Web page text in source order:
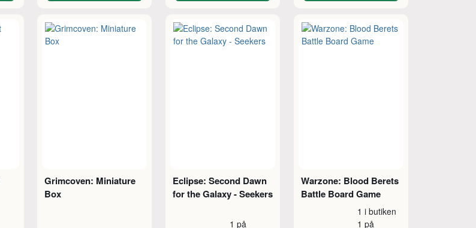
Grimcoven: Miniature
Box
Eclipse: Second Dawn
for the Galaxy - Seekers
1 på
Warzone: Blood Berets
Battle Board Game
1 i butiken
1 på